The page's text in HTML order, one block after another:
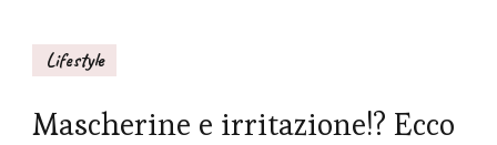
Lifestyle
Mascherine e irritazione!? Ecco